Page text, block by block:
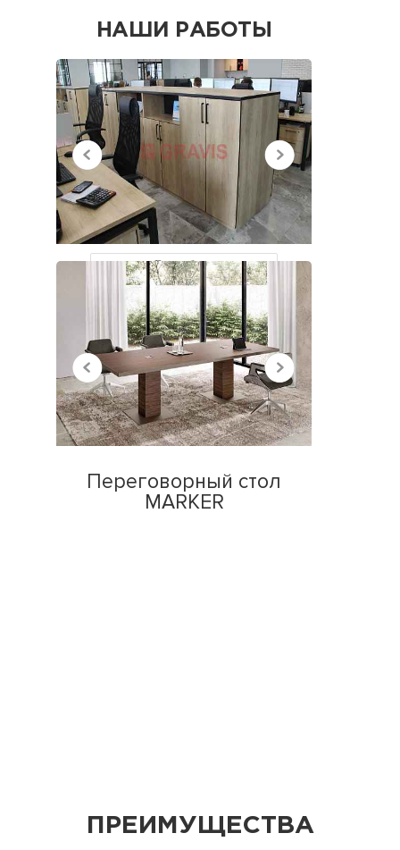
НАШИ РАБОТЫ
Все работы
НЕДАВНО
ПРОСМОТРЕННЫЕ
Переговорный стол
MARKER
ПРЕИМУЩЕСТВА